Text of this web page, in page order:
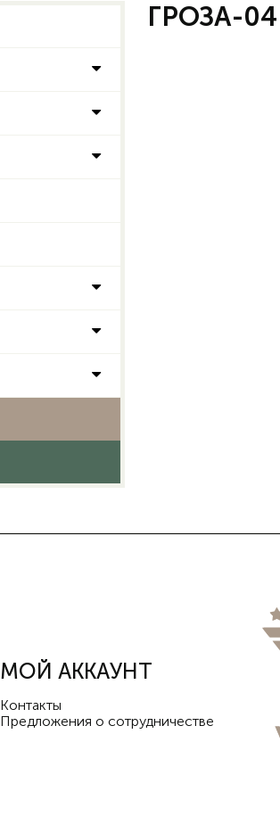
ГРОЗА-04
МОЙ АККАУНТ
Контакты
Предложения о сотрудничестве